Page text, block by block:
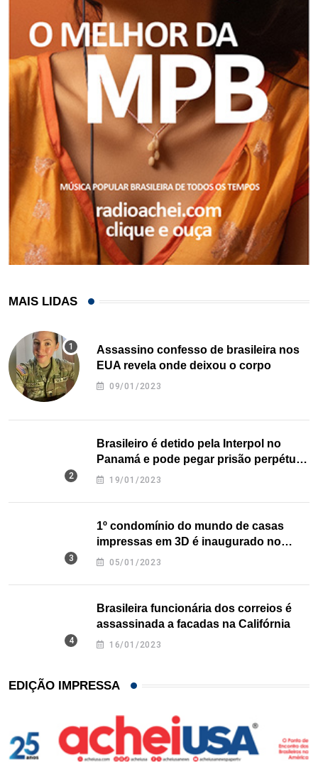
MAIS LIDAS
Assassino confesso de brasileira nos
EUA revela onde deixou o corpo
09/01/2023
Brasileiro é detido pela Interpol no
Panamá e pode pegar prisão perpétua
nos EUA
19/01/2023
1º condomínio do mundo de casas
impressas em 3D é inaugurado no
Texas
05/01/2023
Brasileira funcionária dos correios é
assassinada a facadas na Califórnia
16/01/2023
EDIÇÃO IMPRESSA